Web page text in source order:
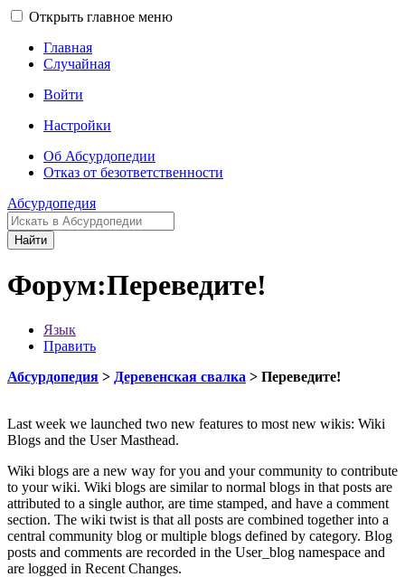
Открыть главное меню
Главная
Случайная
Войти
Настройки
Об Абсурдопедии
Отказ от безответственности
Абсурдопедия
Найти
Форум:Переведите!
Язык
Править
Абсурдопедия > Деревенская свалка > Переведите!
Last week we launched two new features to most new wikis: Wiki
Blogs and the User Masthead.
Wiki blogs are a new way for you and your community to contribute
to your wiki. Wiki blogs are similar to normal blogs in that posts are
attributed to a single author, are time stamped, and have a comment
section. The wiki twist is that all posts are combined together into a
central community blog or multiple blogs defined by category. Blog
posts and comments are recorded in the User_blog namespace and
are logged in Recent Changes.